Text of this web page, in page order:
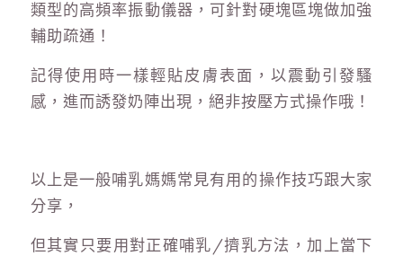
類型的高頻率振動儀器，可針對硬塊區塊做加強
輔助疏通！
記得使用時一樣輕貼皮膚表面，以震動引發騷
感，進而誘發奶陣出現，絕非按壓方式操作哦！
以上是一般哺乳媽媽常見有用的操作技巧跟大家
分享，
但其實只要用對正確哺乳/擠乳方法，加上當下